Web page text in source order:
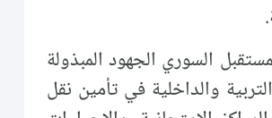
السوري الجهود المبذولة
والداخلية في تأمين نقل